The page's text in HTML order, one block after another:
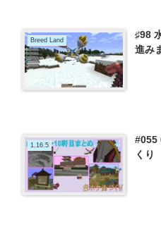
Breed Land
♯98
進み
1.16.5
#055
くり